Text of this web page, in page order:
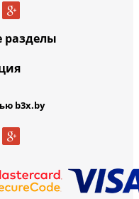
разделы
b3x.by